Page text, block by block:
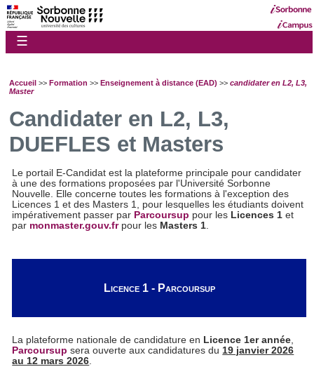
☰
Accueil >> Formation >> Enseignement à distance (EAD) >> candidater en L2, L3,
Master
Candidater en L2, L3,
DUEFLES et Masters
Le portail E-Candidat est la plateforme principale pour candidater
à une des formations proposées par l'Université Sorbonne
Nouvelle. Elle concerne toutes les formations à l'exception des
Licences 1 et des Masters 1, pour lesquelles les étudiants doivent
impérativement passer par Parcoursup pour les Licences 1 et
par monmaster.gouv.frpour les Masters 1.
Licence 1 - Parcoursup
La plateforme nationale de candidature en Licence 1er année,
Parcoursup sera ouverte aux candidatures du19 janvier 2026
au 12 mars 2026.